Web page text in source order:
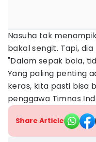
Nasuha tak
bakal sengit. Tapi,
"Dalam sepak bola,
Yang paling penting
keras, kita pasti bisa
penggawa Timnas
Share Article